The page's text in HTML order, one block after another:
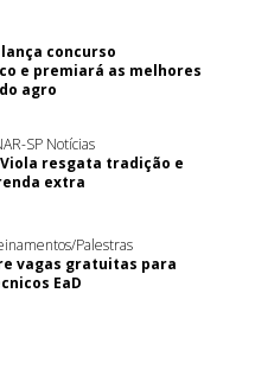
lança concurso
e premiará as melhores
agro
SP Notícias
resgata tradição e
extra
Palestras
vagas gratuitas para
EaD